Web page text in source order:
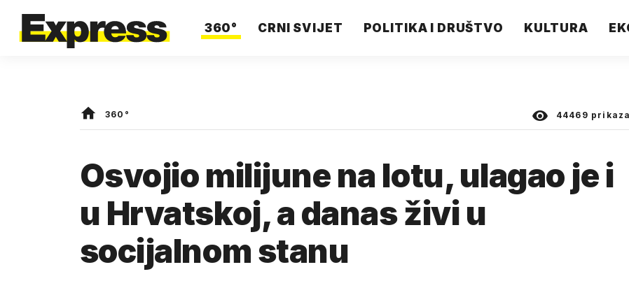
360° CRNI SVIJET POLITIKA I DRUŠTVO KULTURA
360° 44469 prikaza
Osvojio milijune na lotu, ulagao je i
u Hrvatskoj, a danas živi u
socijalnom stanu